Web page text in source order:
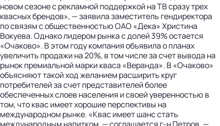
новом сезоне с рекламной поддержкой на ТВ сразу трех
квасных брендов», — заявила заместитель гендиректора
по связям с общественностью ОАО «Дека» Христина
Вокуева. Однако лидером рынка с долей 39% остается
«Очаково». В этом году компания объявила о планах
увеличить продажи на 20%, в том числе за счет вывода на
рынок премиальной марки кваса «Веранда». В «Очаково»
объясняют такой ход желанием расширить круг
потребителей за счет представителей более
обеспеченных слоев населения и своей уверенностью в
том, что квас имеет хорошие перспективы на
международном рынке. «Квас имеет шанс стать
международным напитком, — соглашается г-н Петров. —